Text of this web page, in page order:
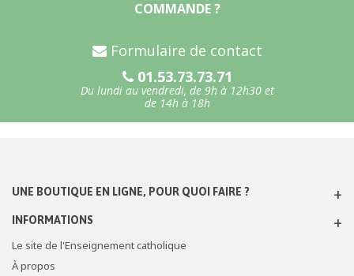
COMMANDE ?
Formulaire de contact
01.53.73.73.71
Du lundi au vendredi, de 9h à 12h30 et
de 14h à 18h
UNE BOUTIQUE EN LIGNE, POUR QUOI FAIRE ?
INFORMATIONS
Le site de l'Enseignement catholique
À propos